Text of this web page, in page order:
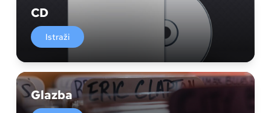
CD
Istraži
Glazba